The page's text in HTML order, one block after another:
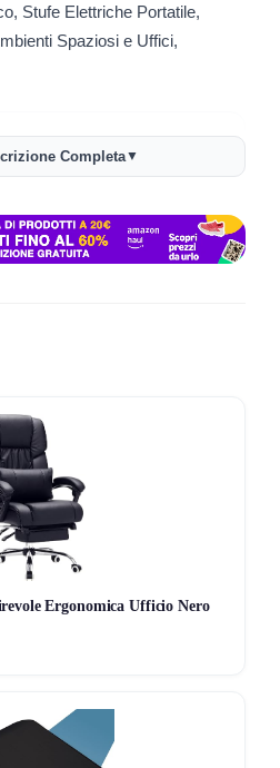
Stufe Elettriche Portatile,
Spaziosi e Uffici,
Completa▼
Ergonomica Ufficio Nero